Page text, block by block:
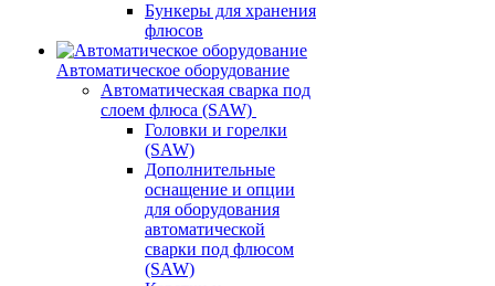
Бункеры для хранения
флюсов
Автоматическое оборудование
Автоматическая сварка под
слоем флюса (SAW)
Головки и горелки
(SAW)
Дополнительные
оснащение и опции
для оборудования
автоматической
сварки под флюсом
(SAW)